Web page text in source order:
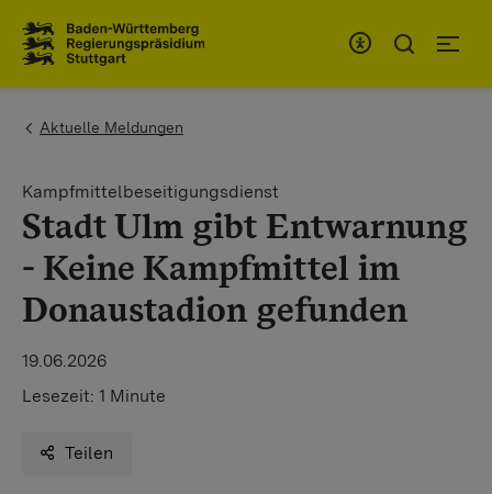
You are here:
Aktuelle Meldungen
Kampfmittelbeseitigungsdienst
Stadt Ulm gibt Entwarnung
- Keine Kampfmittel im
Donaustadion gefunden
19.06.2026
Lesezeit: 1 Minute
Teilen